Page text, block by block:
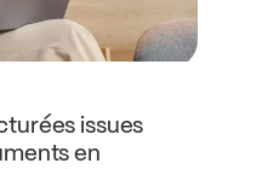
issues
en